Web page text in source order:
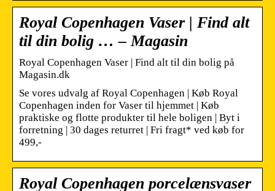
Royal Copenhagen Vaser | Find alt
til din bolig … – Magasin
Royal Copenhagen Vaser | Find alt til din bolig på
Magasin.dk
Se vores udvalg af Royal Copenhagen | Køb Royal
Copenhagen inden for Vaser til hjemmet | Køb
praktiske og flotte produkter til hele boligen | Byt i
forretning | 30 dages returret | Fri fragt* ved køb for
499,-
Royal Copenhagen porcelænsvaser